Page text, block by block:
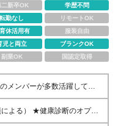
二新卒OK
学歴不問
転勤なし
リモートOK
休活用有
服装自由
児と両立
ブランクOK
副業OK 国認定取得
メンバーが多数活躍してい
経験がある方（年数・業界
ても営業で受注管理も兼任
よる） ★健康診断のオプシ
あり 月給25万円～